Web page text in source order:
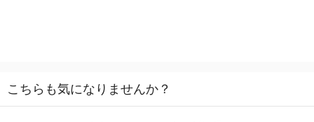
こちらも気になりませんか？